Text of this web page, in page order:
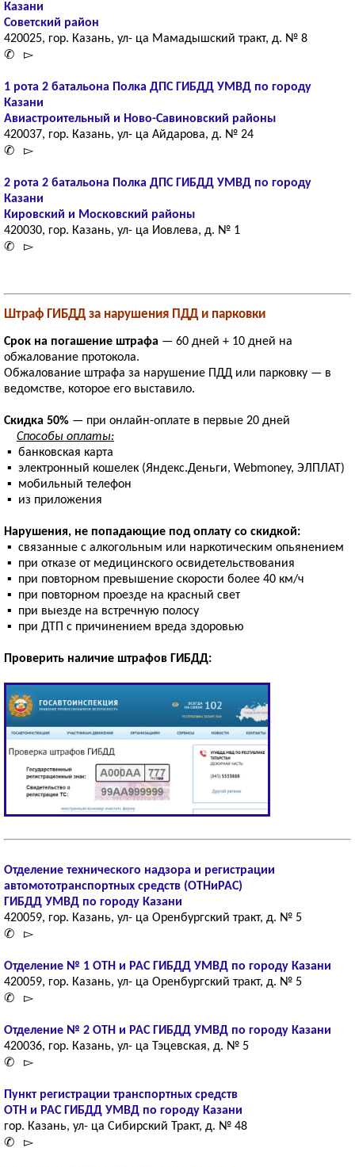
Казани
Советский район
420025, гор. Казань, ул- ца Мамадышский тракт, д. № 8
✆ ▻
1 рота 2 батальона Полка ДПС ГИБДД УМВД по городу
Казани
Авиастроительный и Ново-Савиновский районы
420037, гор. Казань, ул- ца Айдарова, д. № 24
✆ ▻
2 рота 2 батальона Полка ДПС ГИБДД УМВД по городу
Казани
Кировский и Московский районы
420030, гор. Казань, ул- ца Иовлева, д. № 1
✆ ▻
Штраф ГИБДД за нарушения ПДД и парковки
Срок на погашение штрафа — 60 дней + 10 дней на
обжалование протокола.
Обжалование штрафа за нарушение ПДД или парковку — в
ведомстве, которое его выставило.
Скидка 50% — при онлайн-оплате в первые 20 дней
Способы оплаты:
▪ банковская карта
▪ электронный кошелек (Яндекс.Деньги, Webmoney, ЭЛПЛАТ)
▪ мобильный телефон
▪ из приложения
Нарушения, не попадающие под оплату со скидкой:
▪ связанные с алкогольным или наркотическим опьянением
▪ при отказе от медицинского освидетельствования
▪ при повторном превышение скорости более 40 км/ч
▪ при повторном проезде на красный свет
▪ при выезде на встречную полосу
▪ при ДТП с причинением вреда здоровью
Проверить наличие штрафов ГИБДД:
Отделение технического надзора и регистрации
автомототранспортных средств (ОТНиРАС)
ГИБДД УМВД по городу Казани
420059, гор. Казань, ул- ца Оренбургский тракт, д. № 5
✆ ▻
Отделение № 1 ОТН и РАС ГИБДД УМВД по городу Казани
420059, гор. Казань, ул- ца Оренбургский тракт, д. № 5
✆ ▻
Отделение № 2 ОТН и РАС ГИБДД УМВД по городу Казани
420036, гор. Казань, ул- ца Тэцевская, д. № 5
✆ ▻
Пункт регистрации транспортных средств
ОТН и РАС ГИБДД УМВД по городу Казани
гор. Казань, ул- ца Сибирский Тракт, д. № 48
✆ ▻